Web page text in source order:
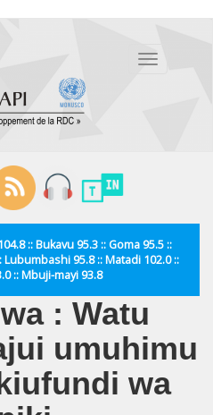
Toggle
:: Bukavu 95.3 :: Goma 95.5 ::
Lubumbashi 95.8 :: Matadi 102.0 ::
:: Mbuji-mayi 93.8
: Watu
umuhimu
wa